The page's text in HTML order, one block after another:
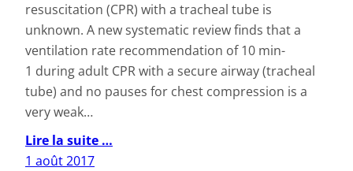
resuscitation (CPR) with a tracheal tube is
unknown. A new systematic review finds that a
ventilation rate recommendation of 10 min-
1 during adult CPR with a secure airway (tracheal
tube) and no pauses for chest compression is a
very weak…
Lire la suite …
1 août 2017